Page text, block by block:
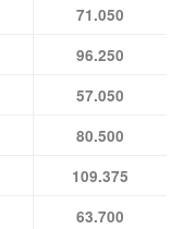
71.050
96.250
57.050
80.500
109.375
63.700